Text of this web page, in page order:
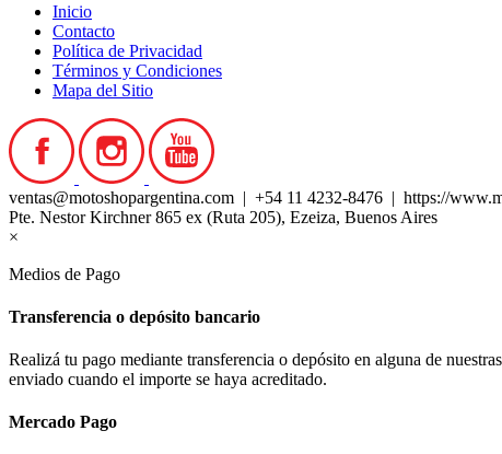
Inicio
Contacto
Política de Privacidad
Términos y Condiciones
Mapa del Sitio
ventas@motoshopargentina.com | +54 11 4232-8476 | https://
Pte. Nestor Kirchner 865 ex (Ruta 205), Ezeiza, Buenos Aires
×
Medios de Pago
Transferencia o depósito bancario
Realizá tu pago mediante transferencia o depósito en alguna de
enviado cuando el importe se haya acreditado.
Mercado Pago